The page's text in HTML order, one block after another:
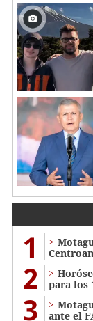
1
2
para los
3
ante el